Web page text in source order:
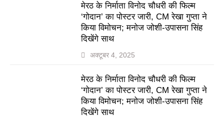
मेरठ के निर्माता विनोद चौधरी की फिल्म
‘गोदान’ का पोस्टर जारी, CM रेखा गुप्ता ने
किया विमोचन; मनोज जोशी-उपासना सिंह
दिखेंगे साथ
अक्टूबर 4, 2025
मेरठ के निर्माता विनोद चौधरी की फिल्म
‘गोदान’ का पोस्टर जारी, CM रेखा गुप्ता ने
किया विमोचन; मनोज जोशी-उपासना सिंह
दिखेंगे साथ